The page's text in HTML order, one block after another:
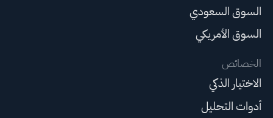
السوق السعودي
السوق الأمريكي
الخصائص
الاختيار الذكي
أدوات التحليل